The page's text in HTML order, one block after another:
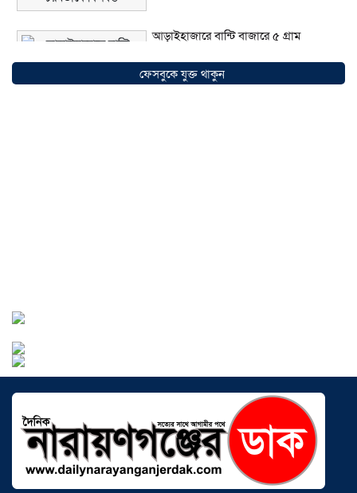
আড়াইহাজারে বান্টি বাজারে ৫ গ্রাম
নেতৃত্বে বাঁধন-ইমন ০২ আগস্ট ২০২৬
আড়াইহাজারে বিএনপি-জামায়াতের মিছিলে
মুখোমুখি অবস্থান
০১ আগস্ট ২০২৬
ফেসবুকে যুক্ত থাকুন